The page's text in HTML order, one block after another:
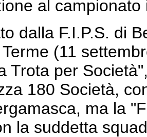
al campionato
dalla F.I.P.S. di
(11
Trota per
180 Società,
ma la
la suddetta